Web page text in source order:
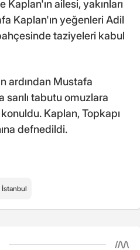
ailesi, yakınları
Kaplan'ın yeğenleri Adil
taziyeleri kabul
ardından Mustafa
sarılı tabutu omuzlara
Kaplan, Topkapı
defnedildi.
İstanbul